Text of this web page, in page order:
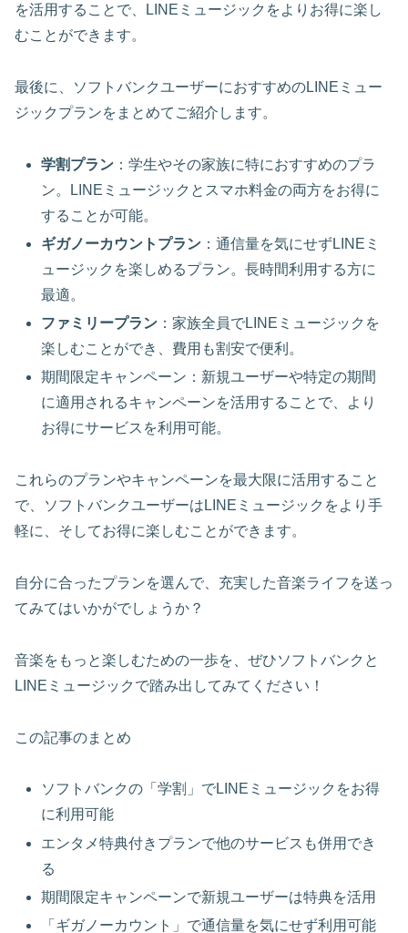
を活用することで、LINEミュージックをよりお得に楽し
むことができます。
最後に、ソフトバンクユーザーにおすすめのLINEミュー
ジックプランをまとめてご紹介します。
学割プラン ：学生やその家族に特におすすめのプラ
ン。LINEミュージックとスマホ料金の両方をお得に
することが可能。
ギガノーカウントプラン ：通信量を気にせずLINEミ
ュージックを楽しめるプラン。長時間利用する方に
最適。
ファミリープラン ：家族全員でLINEミュージックを
楽しむことができ、費用も割安で便利。
期間限定キャンペーン ：新規ユーザーや特定の期間
に適用されるキャンペーンを活用することで、より
お得にサービスを利用可能。
これらのプランやキャンペーンを最大限に活用すること
で、ソフトバンクユーザーはLINEミュージックをより手
軽に、そしてお得に楽しむことができます。
自分に合ったプランを選んで、充実した音楽ライフを送っ
てみてはいかがでしょうか？
音楽をもっと楽しむための一歩を、ぜひソフトバンクと
LINEミュージックで踏み出してみてください！
この記事のまとめ
ソフトバンクの「学割」でLINEミュージックをお得
に利用可能
エンタメ特典付きプランで他のサービスも併用でき
る
期間限定キャンペーンで新規ユーザーは特典を活用
「ギガノーカウント」で通信量を気にせず利用可能